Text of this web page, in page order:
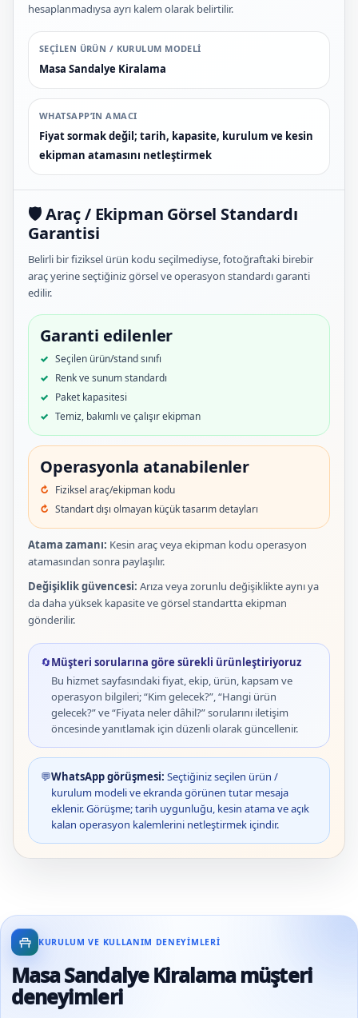
hesaplanmadıysa ayrı kalem olarak belirtilir.
SEÇILEN ÜRÜN / KURULUM MODELI
Masa Sandalye Kiralama
WHATSAPP’IN AMACI
Fiyat sormak değil; tarih, kapasite, kurulum ve kesin
ekipman atamasını netleştirmek
🛡️ Araç / Ekipman Görsel Standardı
Garantisi
Belirli bir fiziksel ürün kodu seçilmediyse, fotoğraftaki birebir
araç yerine seçtiğiniz görsel ve operasyon standardı garanti
edilir.
Garanti edilenler
Seçilen ürün/stand sınıfı
Renk ve sunum standardı
Paket kapasitesi
Temiz, bakımlı ve çalışır ekipman
Operasyonla atanabilenler
Fiziksel araç/ekipman kodu
Standart dışı olmayan küçük tasarım detayları
Atama zamanı: Kesin araç veya ekipman kodu operasyon
atamasından sonra paylaşılır.
Değişiklik güvencesi: Arıza veya zorunlu değişiklikte aynı ya
da daha yüksek kapasite ve görsel standartta ekipman
gönderilir.
🔄Müşteri sorularına göre sürekli ürünleştiriyoruz
Bu hizmet sayfasındaki fiyat, ekip, ürün, kapsam ve
operasyon bilgileri; “Kim gelecek?”, “Hangi ürün
gelecek?” ve “Fiyata neler dâhil?” sorularını iletişim
öncesinde yanıtlamak için düzenli olarak güncellenir.
💬WhatsApp görüşmesi: Seçtiğiniz seçilen ürün /
kurulum modeli ve ekranda görünen tutar mesaja
eklenir. Görüşme; tarih uygunluğu, kesin atama ve açık
kalan operasyon kalemlerini netleştirmek içindir.
KURULUM VE KULLANIM DENEYIMLERI
Masa Sandalye Kiralama müşteri
deneyimleri